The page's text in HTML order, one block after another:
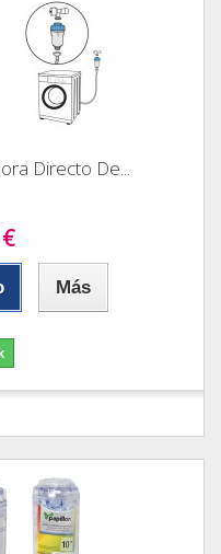
Directo De...
Más